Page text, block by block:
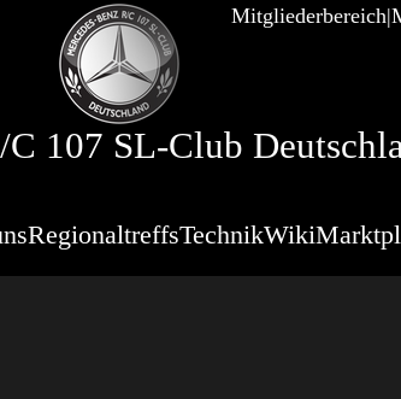
Mitgliederbereich
107 SL-Club
RegionaltreffsTechnikWiki